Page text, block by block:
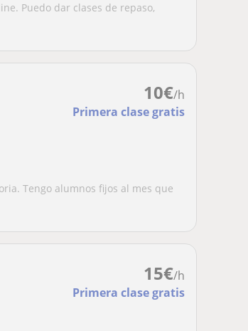
Puedo dar clases de repaso,
10€/h
Primera clase gratis
Tengo alumnos fijos al mes que
15€/h
Primera clase gratis